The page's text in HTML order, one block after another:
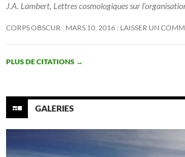
J.A. Lambert, Lettres cosmologiques sur
CORPS OBSCUR MARS 10, 2016 LAISSER UN
PLUS DE CITATIONS →
GALERIES